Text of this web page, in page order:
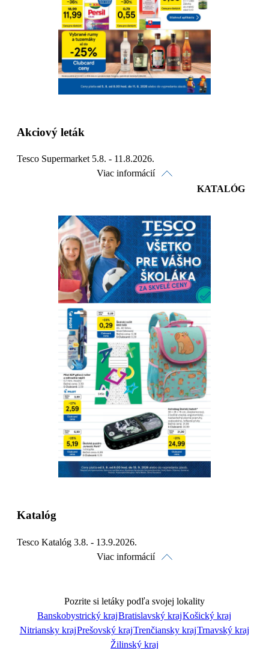
Detaily platnosti
Akciový leták
Tesco Supermarket 5.8. - 11.8.2026.
Viac informácií
Pozrieť online
Stiahnuť
Detaily platnosti
KATALÓG
Katalóg
Tesco Katalóg 3.8. - 13.9.2026.
Viac informácií
Pozrieť online
Pozrite si letáky podľa svojej lokality
Banskobystrický krajBratislavský krajKošický kraj
Nitriansky krajPrešovský krajTrenčiansky krajTrnavský kraj
Žilinský kraj